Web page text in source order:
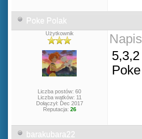
Poke Polak
Użytkownik
Liczba postów: 60
Liczba wątków: 11
Dołączył: Dec 2017
Reputacja: 26
5,3,2
barakubara22